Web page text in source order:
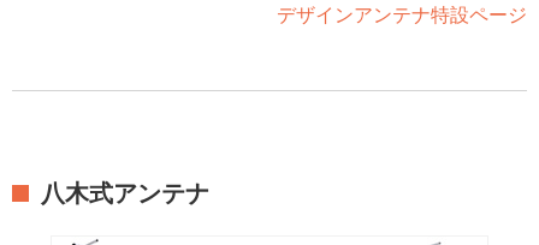
デザインアンテナ特設ページ
八木式アンテナ